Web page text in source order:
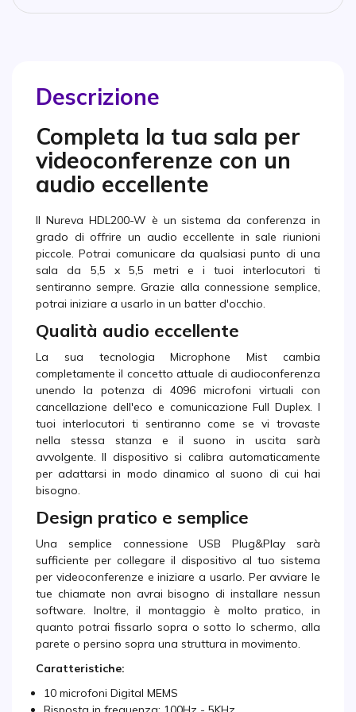
Descrizione
Completa la tua sala per
videoconferenze con un
audio eccellente
Il Nureva HDL200-W è un sistema da conferenza in
grado di offrire un audio eccellente in sale riunioni
piccole. Potrai comunicare da qualsiasi punto di una
sala da 5,5 x 5,5 metri e i tuoi interlocutori ti
sentiranno sempre. Grazie alla connessione semplice,
potrai iniziare a usarlo in un batter d'occhio.
Qualità audio eccellente
La sua tecnologia Microphone Mist cambia
completamente il concetto attuale di audioconferenza
unendo la potenza di 4096 microfoni virtuali con
cancellazione dell'eco e comunicazione Full Duplex. I
tuoi interlocutori ti sentiranno come se vi trovaste
nella stessa stanza e il suono in uscita sarà
avvolgente. Il dispositivo si calibra automaticamente
per adattarsi in modo dinamico al suono di cui hai
bisogno.
Design pratico e semplice
Una semplice connessione USB Plug&Play sarà
sufficiente per collegare il dispositivo al tuo sistema
per videoconferenze e iniziare a usarlo. Per avviare le
tue chiamate non avrai bisogno di installare nessun
software. Inoltre, il montaggio è molto pratico, in
quanto potrai fissarlo sopra o sotto lo schermo, alla
parete o persino sopra una struttura in movimento.
Caratteristiche:
10 microfoni Digital MEMS